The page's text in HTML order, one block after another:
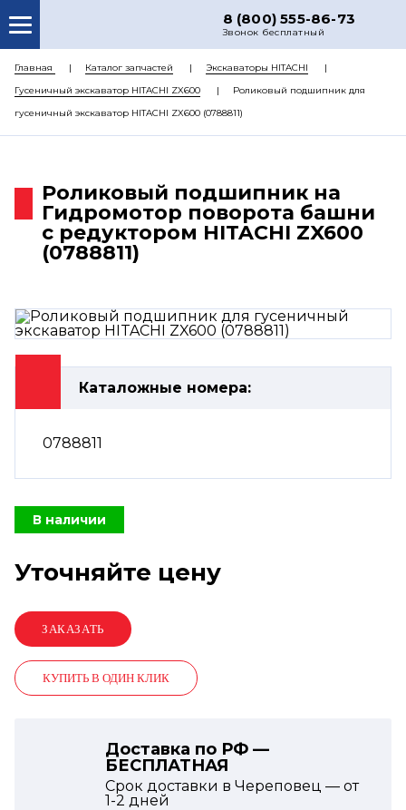
8 (800) 555-86-73
Звонок бесплатный
О НАС
КАТАЛОГ ЗАПЧАСТЕЙ
РЕМОНТ
ЦЕНЫ
КОНТАКТЫ
Главная Каталог запчастей
Экскаваторы HITACHI
Гусеничный экскаватор HITACHI ZX600
Роликовый подшипник для
гусеничный экскаватор HITACHI ZX600 (0788811)
Роликовый подшипник на
Гидромотор поворота башни
с редуктором HITACHI ZX600
(0788811)
Каталожные номера:
0788811
В наличии
Уточняйте цену
КУПИТЬ В ОДИН КЛИК
Доставка по РФ —
БЕСПЛАТНАЯ
Срок доставки в Череповец — от
1-2 дней